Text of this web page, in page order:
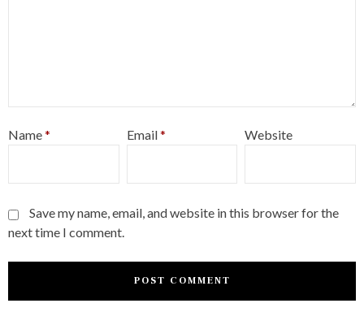
Name* Email* Website
Save my name, email, and website in this browser for the
next time I comment.